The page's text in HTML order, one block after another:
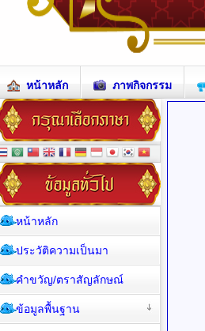
หน้าหลัก ภาพกิจกรรม
หน้าหลัก
ประวัติความเป็นมา
คำขวัญ/ตราสัญลักษณ์
ข้อมูลพื้นฐาน